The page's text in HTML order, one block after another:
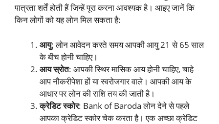
पात्रता शर्तें होती हैं जिन्हें पूरा करना आवश्यक है। आइए जानें कि
किन लोगों को यह लोन मिल सकता है:
आयु: लोन आवेदन करते समय आपकी आयु 21 से 65 साल
के बीच होनी चाहिए।
आय स्रोत: आपकी स्थिर मासिक आय होनी चाहिए, चाहे
आप नौकरीपेशा हों या स्वरोजगार वाले। आपकी आय के
आधार पर लोन की राशि तय की जाती है।
क्रेडिट स्कोर: Bank of Baroda लोन देने से पहले
आपका क्रेडिट स्कोर चेक करता है। एक अच्छा क्रेडिट